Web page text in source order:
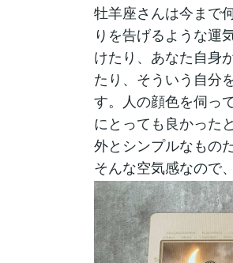
牡羊座さんは今まで
りを告げるような運
けたり、あなた自身
たり、そういう自分
す。人の顔色を伺っ
にとっても良かった
外とシンプルなもの
そんな空気感なので